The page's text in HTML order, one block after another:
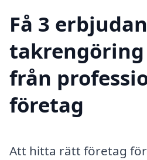
Få 3
takrengöring
från
företag
Att hitta rätt företag